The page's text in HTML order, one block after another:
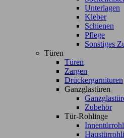
Unterlagen
Kleber
Schienen
Pflege
Sonstiges
Türen
Türen
Zargen
Drückergarnituren
Ganzglastüren
Zubehör
Tür-Rohlinge